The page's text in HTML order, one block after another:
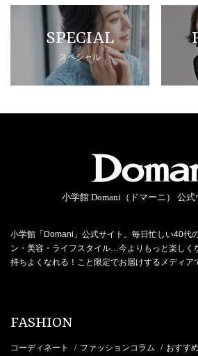
SPECIAL
スペシャル
小学館 Domani（ドマーニ） 公式
小学館「Domani」公式サイト。毎日忙しい40代
ン・美容・ライフスタイル…今よりもっと楽しく
持ちよくなれる！こと限定でお届けするメディア
FASHION
コーディネート / ファッションコラム / おすす